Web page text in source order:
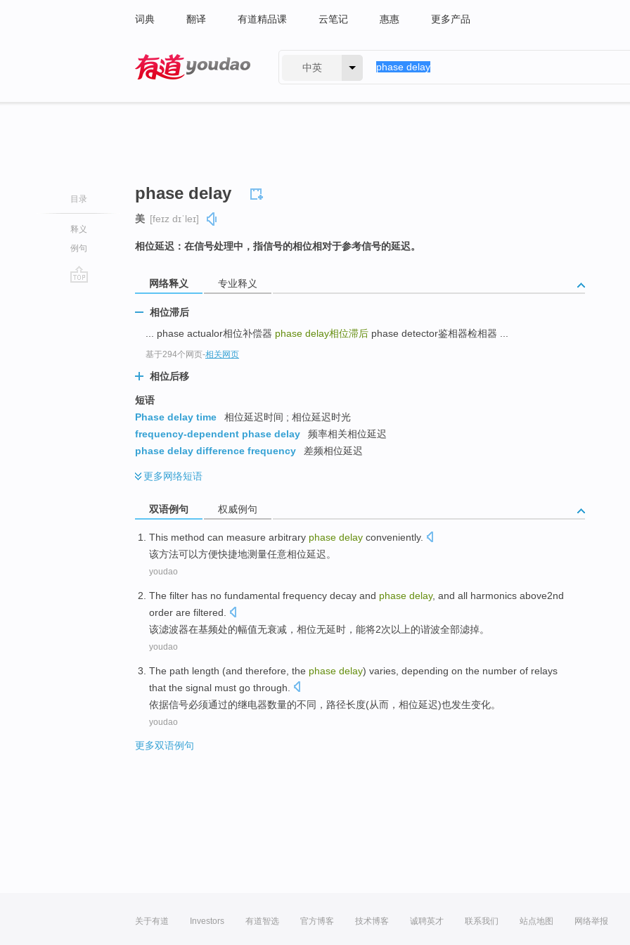
词典 翻译 有道精品课 云笔记 惠惠 更多产品
中英
目录
释义
例句
phase delay
美 [feɪz dɪˈleɪ]
相位延迟：在信号处理中，指信号的相位相对于参考信号的延迟。
网络释义 专业释义
相位滞后
... phase actualor相位补偿器 phase delay相位滞后 phase detector鉴相器检相器 ...
基于294个网页-相关网页
相位后移
短语
Phase delay time
相位延迟时间 ; 相位延迟时光
frequency-dependent phase delay
频率相关相位延迟
phase delay difference frequency
差频相位延迟
更多网络短语
双语例句 权威例句
This method can measure arbitrary phase delay conveniently.
该方法可以方便快捷地测量任意相位延迟。
youdao
The filter has no fundamental frequency decay and phase delay, and all harmonics above2nd
order are filtered
该滤波器在基频处的幅值无衰减 ， 相位无延时 ，能将2次以上的谐波全部滤掉。
youdao
The path length (and therefore the phase delay) varies depending on the number of relays
that the signal must go through
依据信号必须通过的继电器数量的不同 ， 路径长度(从而 ， 相位延迟)也发生变化。
youdao
更多双语例句
关于有道 Investors 有道智选 官方博客 技术博客 诚聘英才 联系我们 站点地图 网络举报